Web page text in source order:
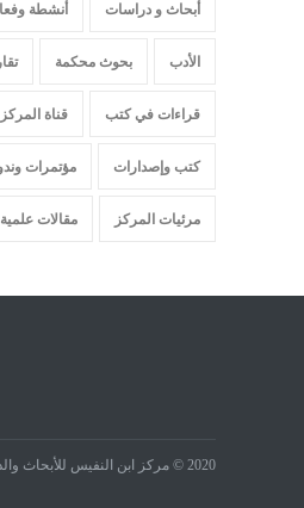
أبحاث و دراسات أنشطة
الأدب بحوث محكمة
قراءات في كتب قناة المركز
كتب وإصدارات مؤتمرات
مرئيات المركز مقالات علمية
2020 © مركز ابن النفيس للأبحاث والدراسات